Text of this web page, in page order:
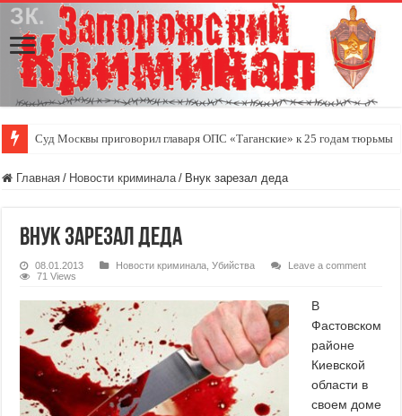
Суд Москвы приговорил главаря ОПС «Таганские» к 25 годам тюрьмы
Главная / Новости криминала / Внук зарезал деда
Внук зарезал деда
08.01.2013 Новости криминала ,Убийства
Leave a comment
71 Views
В
Фастовском
районе
Киевской
области в
своем доме